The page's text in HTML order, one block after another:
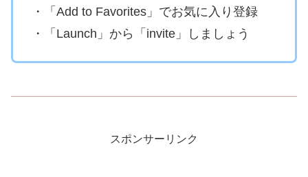
・「Add to Favorites」でお気に入り登録
・「Launch」から「invite」しましょう
スポンサーリンク